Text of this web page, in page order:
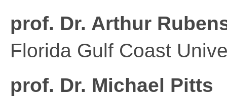
prof. Dr. Arthur
Florida Gulf Coast
prof. Dr. Michael Pitts